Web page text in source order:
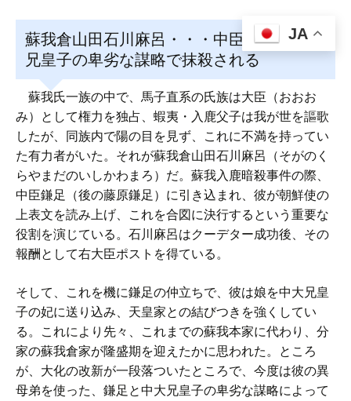
蘇我倉山田石川麻呂・・・中臣鎌足と中大
兄皇子の卑劣な謀略で抹殺される
蘇我氏一族の中で、馬子直系の氏族は大臣（おおお
み）として権力を独占、蝦夷・入鹿父子は我が世を謳歌
したが、同族内で陽の目を見ず、これに不満を持ってい
た有力者がいた。それが蘇我倉山田石川麻呂（そがのく
らやまだのいしかわまろ）だ。蘇我入鹿暗殺事件の際、
中臣鎌足（後の藤原鎌足）に引き込まれ、彼が朝鮮使の
上表文を読み上げ、これを合図に決行するという重要な
役割を演じている。石川麻呂はクーデター成功後、その
報酬として右大臣ポストを得ている。
そして、これを機に鎌足の仲立ちで、彼は娘を中大兄皇
子の妃に送り込み、天皇家との結びつきを強くしてい
る。これにより先々、これまでの蘇我本家に代わり、分
家の蘇我倉家が隆盛期を迎えたかに思われた。ところ
が、大化の改新が一段落ついたところで、今度は彼の異
母弟を使った、鎌足と中大兄皇子の卑劣な謀略によって
JA